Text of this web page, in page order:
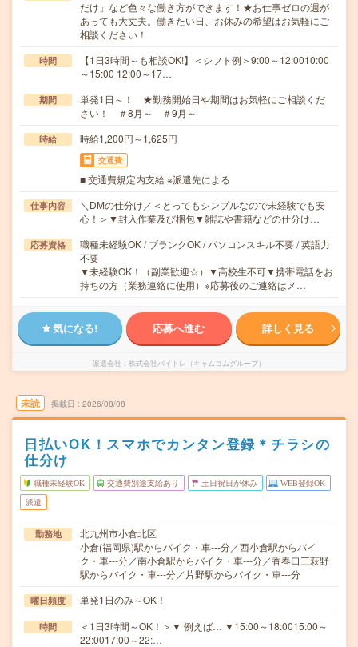
だけ」など色々な働き方ができます！★お仕事ゼロの週が
あっても大丈夫。働きたい日、お休みの希望はお気軽にご
相談ください！
時間
【1日3時間～も相談OK!】＜シフト例＞9:00～12:0010:00
～15:00 12:00～17…
期間
単発1日～！ ★勤務開始日や期間はお気軽にご相談くだ
さい！ ＃8月～ ＃9月～
時給 時給1,200円～1,625円
交通費
■ 交通費規定内支給 ※派遣先による
仕事内容
＼DMの仕分け／＜とってもシンプルなので未経験でも安
心！＞▼封入作業及び梱包▼雑誌や書籍などの仕分け…
応募資格
職種未経験OK / ブランクOK / パソコンスキル不要 / 英語力
不要
▼未経験OK！（副業歓迎☆）▼高校生不可▼携帯電話をお
持ちの方（業務連絡に使用）※応募後のご連絡はメ…
気になる! 応募へ進む 詳しく見る
派遣会社 株式会社バイトレ（キャムコムグループ）
未読 掲載日 2026/08/08
日払いOK！スマホでカンタン登録＊チラシの
仕分け
職種未経験OK 交通費別途支給あり 土日祝日が休み WEB登録OK
派遣
勤務地
北九州市小倉北区
小倉(福岡県)駅からバイク・車---分／西小倉駅からバイ
ク・車---分／南小倉駅からバイク・車---分／香春口三萩野
駅からバイク・車---分／片野駅からバイク・車---分
曜日頻度 単発1日のみ～OK！
時間
＜1日3時間～OK！＞▼ 例えば… ▼15:00～18:0015:00～
22:0017:00～22:…